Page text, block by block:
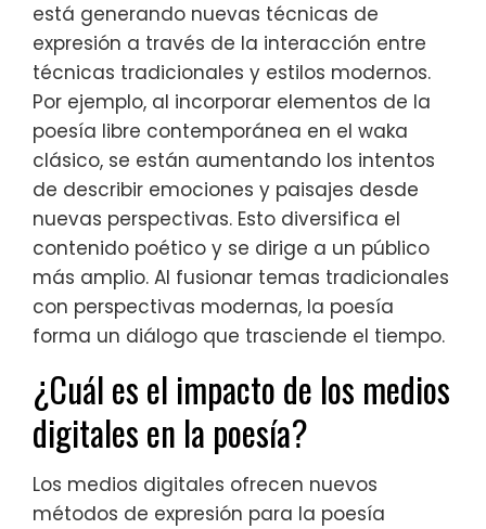
está generando nuevas técnicas de
expresión a través de la interacción entre
técnicas tradicionales y estilos modernos.
Por ejemplo, al incorporar elementos de la
poesía libre contemporánea en el waka
clásico, se están aumentando los intentos
de describir emociones y paisajes desde
nuevas perspectivas. Esto diversifica el
contenido poético y se dirige a un público
más amplio. Al fusionar temas tradicionales
con perspectivas modernas, la poesía
forma un diálogo que trasciende el tiempo.
¿Cuál es el impacto de los medios
digitales en la poesía?
Los medios digitales ofrecen nuevos
métodos de expresión para la poesía